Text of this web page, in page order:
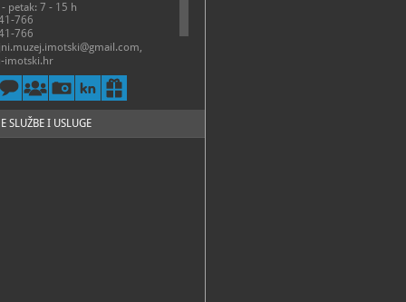
petak: 7 - 15 h
766
766
imotski.hr
imotski.hr/muzej/
zavicajni-muzej-
SLUŽBE I USLUGE